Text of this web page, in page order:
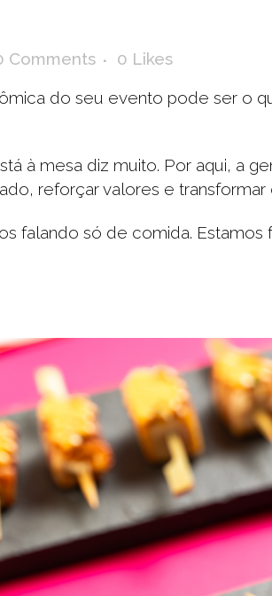
Comments 0 Likes
do seu evento pode ser o
à mesa diz muito. Por aqui, a
reforçar valores e
falando só de comida.